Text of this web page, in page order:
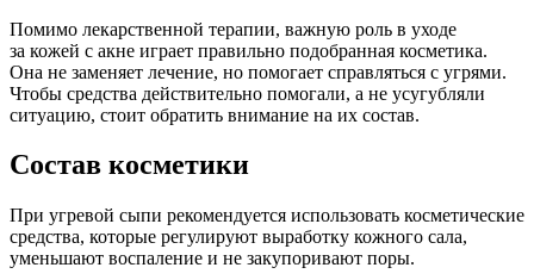
Помимо лекарственной терапии, важную роль в уходе
за кожей с акне играет правильно подобранная косметика.
Она не заменяет лечение, но помогает справляться с угрями.
Чтобы средства действительно помогали, а не усугубляли
ситуацию, стоит обратить внимание на их состав.
Состав косметики
При угревой сыпи рекомендуется использовать косметические
средства, которые регулируют выработку кожного сала,
уменьшают воспаление и не закупоривают поры.